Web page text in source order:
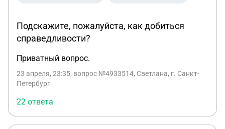
Подскажите, пожалуйста, как добиться
справедливости?
Приватный вопрос.
23 апреля, 23:35, вопрос №4933514, Светлана, г. Санкт-
Петербург
22 ответа